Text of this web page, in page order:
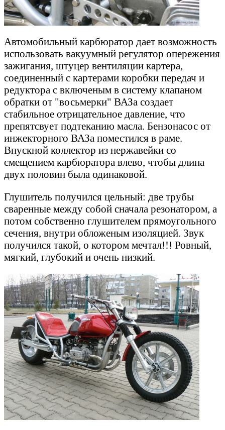
Автомобильный карбюратор дает возможность
использовать вакуумный регулятор опережения
зажигания, штуцер вентиляции картера,
соединенный с картерами коробки передач и
редуктора с включеным в систему клапаном
обратки от "восьмерки" ВАЗа создает
стабильное отрицательное давление, что
препятсвует подтеканию масла. Бензонасос от
инжекторного ВАЗа поместился в раме.
Впускной коллектор из нержавейки со
смещением карбюратора влево, чтобы длина
двух половин была одинаковой.
Глушитель получился цельный: две трубы
сваренные между собой сначала резонатором, а
потом собственно глушителем прямоугольного
сечения, внутри обложеным изоляцией. Звук
получился такой, о котором мечтал!!! Ровный,
мягкий, глубокий и очень низкий.